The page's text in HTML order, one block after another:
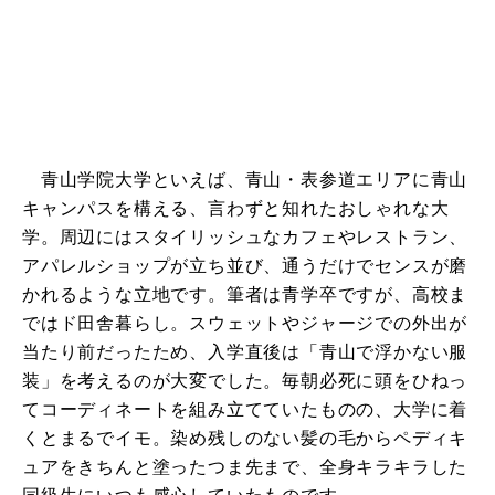
青山学院大学といえば、青山・表参道エリアに青山
キャンパスを構える、言わずと知れたおしゃれな大
学。周辺にはスタイリッシュなカフェやレストラン、
アパレルショップが立ち並び、通うだけでセンスが磨
かれるような立地です。筆者は青学卒ですが、高校ま
ではド田舎暮らし。スウェットやジャージでの外出が
当たり前だったため、入学直後は「青山で浮かない服
装」を考えるのが大変でした。毎朝必死に頭をひねっ
てコーディネートを組み立てていたものの、大学に着
くとまるでイモ。染め残しのない髪の毛からペディキ
ュアをきちんと塗ったつま先まで、全身キラキラした